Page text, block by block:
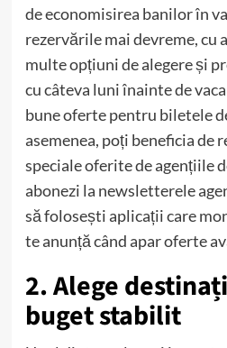
de economisirea banilor în
rezervările mai devreme, cu
multe opțiuni de alegere și
cu câteva luni înainte de
bune oferte pentru biletele
asemenea, poți beneficia de
speciale oferite de agențiile
abonezi la newsletterele
să folosești aplicații care
te anunță când apar oferte
2. Alege
buget stabilit